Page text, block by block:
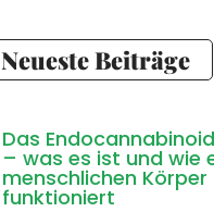
Neueste Beiträge
Das
– was es ist und wie
menschlichen Körper
funktioniert